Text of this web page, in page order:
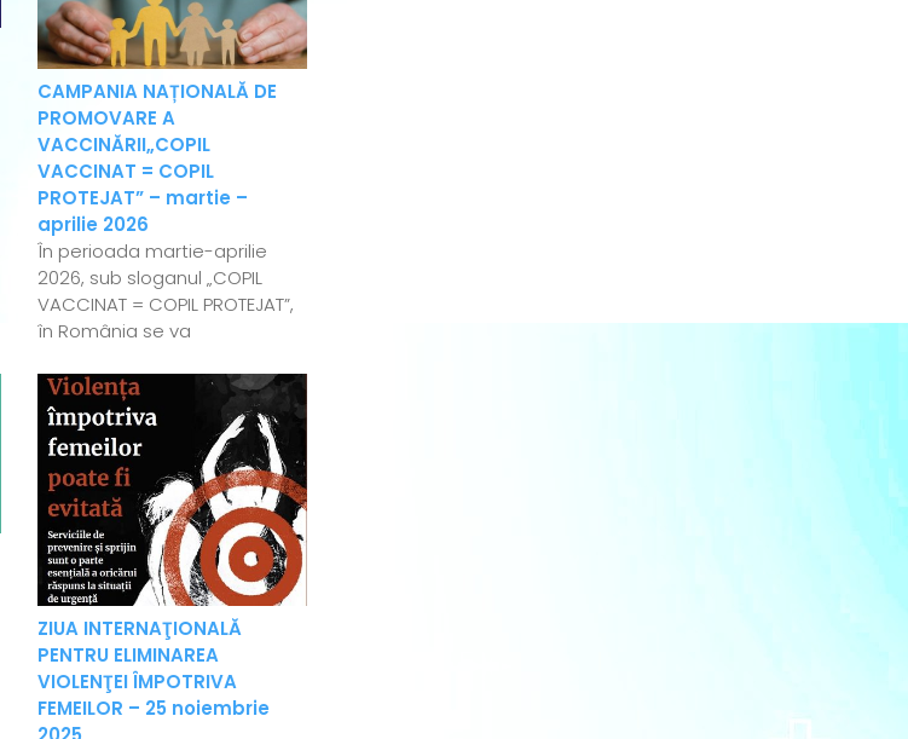
CAMPANIA NAȚIONALĂ DE
PROMOVARE A
VACCINĂRII„COPIL
VACCINAT = COPIL
PROTEJAT” – martie –
aprilie 2026
În perioada martie-aprilie
2026, sub sloganul „COPIL
VACCINAT = COPIL PROTEJAT”,
în România se va
ZIUA INTERNAŢIONALĂ
PENTRU ELIMINAREA
VIOLENŢEI ÎMPOTRIVA
FEMEILOR – 25 noiembrie